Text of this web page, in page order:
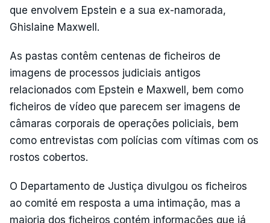
que envolvem Epstein e a sua ex-namorada,
Ghislaine Maxwell.
As pastas contêm centenas de ficheiros de
imagens de processos judiciais antigos
relacionados com Epstein e Maxwell, bem como
ficheiros de vídeo que parecem ser imagens de
câmaras corporais de operações policiais, bem
como entrevistas com polícias com vítimas com os
rostos cobertos.
O Departamento de Justiça divulgou os ficheiros
ao comité em resposta a uma intimação, mas a
maioria dos ficheiros contém informações que já